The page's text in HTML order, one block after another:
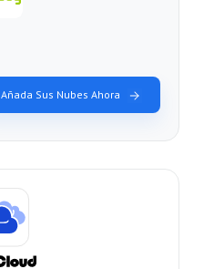
Añada Sus Nubes Ahora